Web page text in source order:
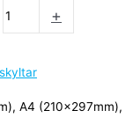
+
A4 (210x297mm),